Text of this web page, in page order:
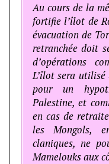
Au cours de la
fortifie l’îlot de
évacuation de
retranchée doit
d’opérations
L’îlot sera
pour un
Palestine, et
en cas de
les Mongols,
claniques, ne
Mamelouks aux